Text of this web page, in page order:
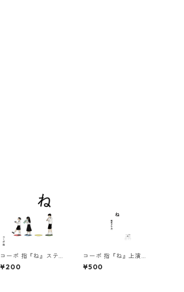
コーポ 指『ね』ステッ
カー
¥200
コーポ 指『ね』上演台
本
¥500